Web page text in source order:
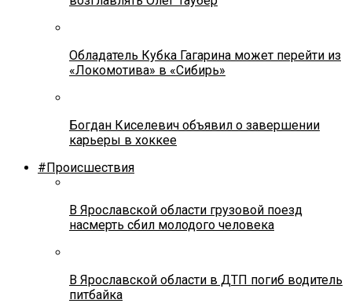
Обладатель Кубка Гагарина может перейти из
«Локомотива» в «Сибирь»
Богдан Киселевич объявил о завершении
карьеры в хоккее
#Происшествия
В Ярославской области грузовой поезд
насмерть сбил молодого человека
В Ярославской области в ДТП погиб водитель
питбайка